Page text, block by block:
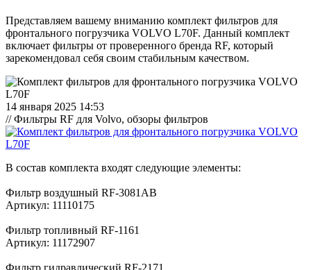
Представляем вашему вниманию комплект фильтров для
фронтального погрузчика VOLVO L70F. Данный комплект
включает фильтры от проверенного бренда RF, который
зарекомендовал себя своим стабильным качеством.
14 января 2025 14:53
// Фильтры RF для Volvo, обзоры фильтров
В состав комплекта входят следующие элементы:
Фильтр воздушный RF-3081AB
Артикул: 11110175
Фильтр топливный RF-1161
Артикул: 11172907
Фильтр гидравлический RF-2171